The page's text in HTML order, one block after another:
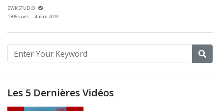
BWK STUDIO
1305 vues
4 avril 2019
Les 5 Dernières Vidéos